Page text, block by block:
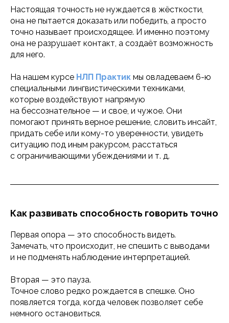
Настоящая точность не нуждается в жёсткости,
она не пытается доказать или победить, а просто
точно называет происходящее. И именно поэтому
она не разрушает контакт, а создаёт возможность
для него.
На нашем курсе НЛП Практик мы овладеваем 6-ю
специальными лингвистическими техниками,
которые воздействуют напрямую
на бессознательное — и свое, и чужое. Они
помогают принять верное решение, словить инсайт,
придать себе или кому-то уверенности, увидеть
ситуацию под иным ракурсом, расстаться
с ограничивающими убеждениями и т. д.
Как развивать способность говорить точно
Первая опора — это способность видеть.
Замечать, что происходит, не спешить с выводами
и не подменять наблюдение интерпретацией.
Вторая — это пауза.
Точное слово редко рождается в спешке. Оно
появляется тогда, когда человек позволяет себе
немного остановиться.